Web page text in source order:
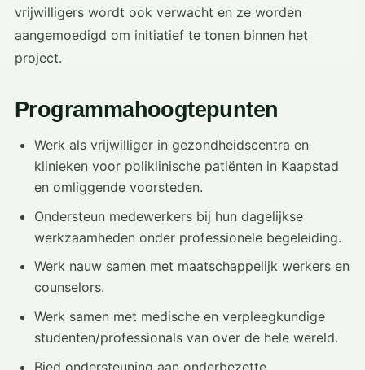
vrijwilligers wordt ook verwacht en ze worden
aangemoedigd om initiatief te tonen binnen het
project.
Programmahoogtepunten
Werk als vrijwilliger in gezondheidscentra en
klinieken voor poliklinische patiënten in Kaapstad
en omliggende voorsteden.
Ondersteun medewerkers bij hun dagelijkse
werkzaamheden onder professionele begeleiding.
Werk nauw samen met maatschappelijk werkers en
counselors.
Werk samen met medische en verpleegkundige
studenten/professionals van over de hele wereld.
Bied ondersteuning aan onderbezette